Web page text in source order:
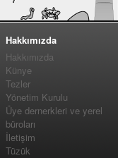
Hakkımızda
Hakkımızda
Künye
Tezler
Yönetim Kurulu
Üye dernerkleri ve yerel
büroları
İletişim
Tüzük